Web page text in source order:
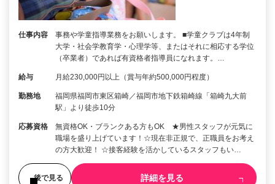
仕事内容
事務や学童指導業務をお願いします。 ■学童クラブは4年制
大学・社会学教育学・心理学等、またはそれに相応する学位
（卒業者）であれば有資格者指導員になれます。…
給与 月給230,000円以上（賞与年約500,000円程度）
勤務地
福岡県福岡市東区箱崎／福岡市地下鉄箱崎線「箱崎九大前
駅」より徒歩10分
応募資格
無資格OK・ブランクある方もOK ★男性スタッフが元気に
職場を盛り上げています！☆現在非正規で、正職員をお考え
の方大歓迎！ ☆接客経験を活かしているスタッフもい…
後で見る 詳細を見る